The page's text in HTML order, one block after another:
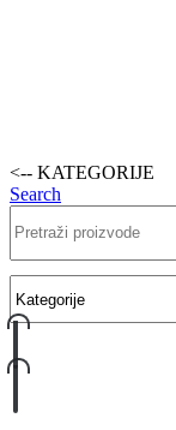
<-- KATEGORIJE
Search